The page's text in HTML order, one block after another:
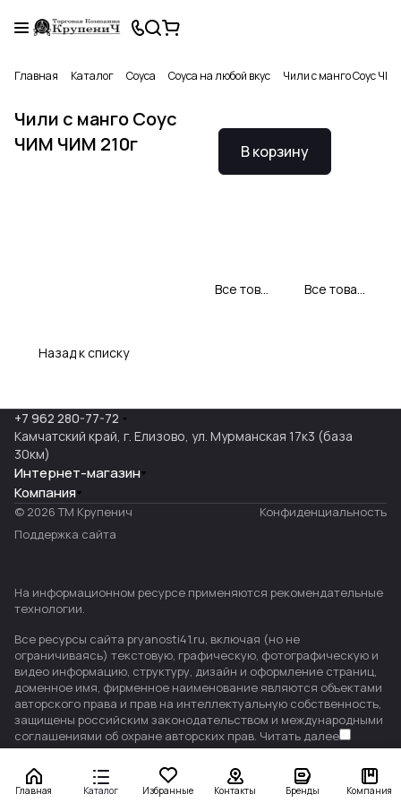
Главная Каталог Соуса Соуса на любой вкус Чили с манго Соус
Чили с манго Соус
ЧИМ ЧИМ 210г
В корзину
Все товары Чим Чим Все товары категории
Назад к списку
Главная Каталог Избранные Контакты Бренды Компания
+7 962 280-77-72
Камчатский край, г. Елизово, ул. Мурманская 17к3 (база
30км)
Интернет-магазин
Компания
© 2026 ТМ Крупенич
Конфиденциальность
Поддержка сайта
На информационном ресурсе применяются рекомендательные
технологии.
Все ресурсы сайта pryanosti41.ru, включая (но не
ограничиваясь) текстовую, графическую, фотографическую и
видео информацию, структуру, дизайн и оформление страниц,
доменное имя, фирменное наименование являются объектами
авторского права и прав на интеллектуальную собственность,
защищены российским законодательством и международными
соглашениями об охране авторских прав. Читать далее